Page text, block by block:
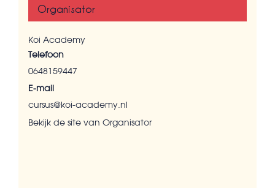
Organisator
Koi Academy
Telefoon
0648159447
E-mail
cursus@koi-academy.nl
Bekijk de site van Organisator